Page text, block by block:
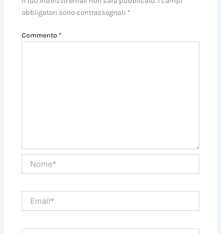
obbligatori sono contrassegnati *
Commento *